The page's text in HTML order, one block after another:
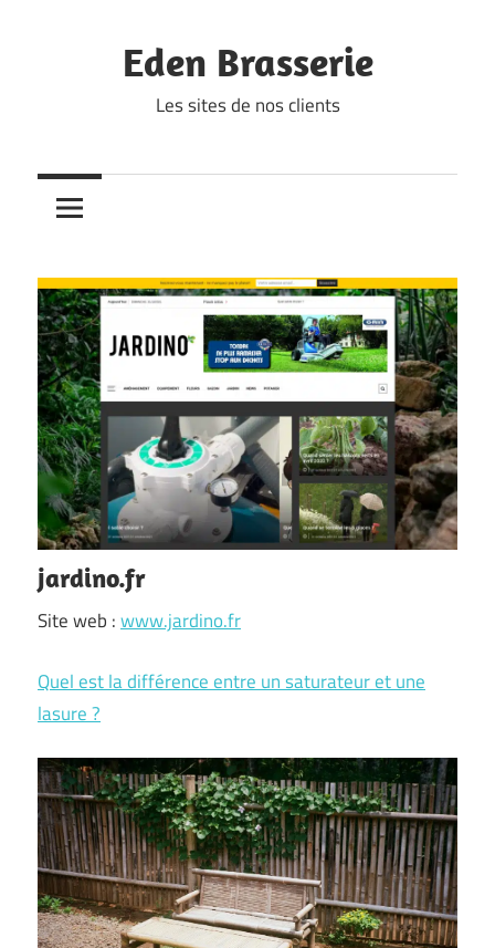
Eden Brasserie
Les sites de nos clients
jardino.fr
Site web :www.jardino.fr
Quel est la différence entre un saturateur et une
lasure ?